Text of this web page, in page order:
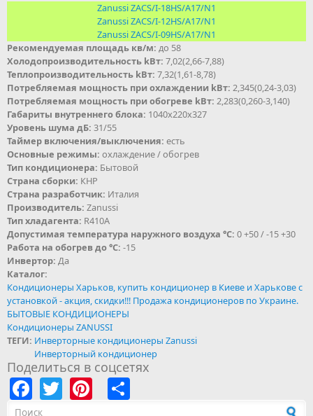
Zanussi ZACS/I-18HS/A17/N1
Zanussi ZACS/I-12HS/A17/N1
Zanussi ZACS/I-09HS/A17/N1
Рекомендуемая площадь кв/м: до 58
Холодопроизводительность kВт: 7,02(2,66-7,88)
Теплопроизводительность kВт: 7,32(1,61-8,78)
Потребляемая мощность при охлаждении kВт: 2,345(0,24-3,03)
Потребляемая мощность при обогреве kВт: 2,283(0,260-3,140)
Габариты внутреннего блока: 1040х220х327
Уровень шума дБ: 31/55
Таймер включения/выключения: есть
Основные режимы: охлаждение / обогрев
Тип кондиционера: Бытовой
Страна сборки: КНР
Страна разработчик: Италия
Производитель: Zanussi
Тип хладагента: R410A
Допустимая температура наружного воздуха °С: 0 +50 / -15 +30
Работа на обогрев до °С: -15
Инвертор: Да
Каталог:
Кондиционеры Харьков, купить кондиционер в Киеве и Харькове с
установкой - акция, скидки!!! Продажа кондиционеров по Украине.
БЫТОВЫЕ КОНДИЦИОНЕРЫ
Кондиционеры ZANUSSI
ТЕГИ: Инверторные кондиционеры Zanussi
Инверторный кондиционер
Поделиться в соцсетях
Facebook
TwitterPinterest
Форма поиска